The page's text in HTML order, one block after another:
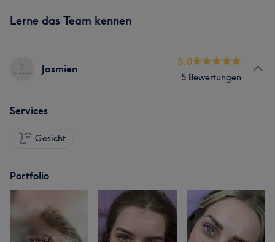
Lerne das Team kennen
Jasmien
5.0
5 Bewertungen
Services
Gesicht
Portfolio